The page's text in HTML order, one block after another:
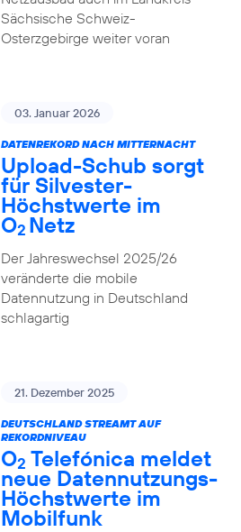
Sächsische Schweiz-
Osterzgebirge weiter voran
03. Januar 2026
DATENREKORD NACH MITTERNACHT
Upload-Schub sorgt
für Silvester-
Höchstwerte im
O2 Netz
Der Jahreswechsel 2025/26
veränderte die mobile
Datennutzung in Deutschland
schlagartig
21. Dezember 2025
DEUTSCHLAND STREAMT AUF
REKORDNIVEAU
O2 Telefónica meldet
neue Datennutzungs-
Höchstwerte im
Mobilfunk